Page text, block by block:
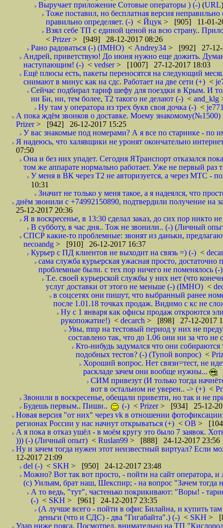
Выручает приложение Сотовые операторы ) (-) (URL
Тоже поставил, но бесплатная версия
правильно определяет. (-) < Йцук > [905] 11-01-
Взял себе ТП с единой ценой на всю страну..
< Prizer> [949] 28-12-2017 08:26
Рано радоваться (-) (IMHO) < Andrey34 > [992] 27-12-
Андрей, приветствую! До июня нужно еще дожить.
наступающим! (-) < vedser> [1007] 27-12-2017 18:03
Ещё плюсы есть, пакеты переносятся на следующий
снимают в минус как на сдс. Работает на две сети (+) <
Сейчас подбирал тариф шефу для поездки в Крым. И
ни Би, ни, тем более, Т2 такого не делают (-) < and_klg
Ну там у оператора из трех букв своя дочка (-) <
А пока ждём звонков о доставке. Моему знакомому(№1500)
Prizer> [942] 26-12-2017 15:25
У вас знакомые под номерами? А я все по старинке - по
Я надеюсь, что халявщики не уронят окончательно
07:50
Она и без них упадет. Сегодня ЯТранспорт отказался
том же аппарате нормально работает. Уже не первый раз
У меня в ВК через Т2 не авторизуется, а через МТС -
10:31
Значит не только у меня такое, а я надеялся, что
днём звонили с +74992150890, подтвердили получение на
25-12-2017 20:36
Я в воскресенье, в 13:30 сделал заказ, до сих пор никто
В субботу, в час дня.. Тож не звонили.. (-) (Личный
СПСР какие-то проблемные: звонят из даньки,
necoandg > [910] 26-12-2017 16:37
Курьер с ПД клиентов не выходит на связь =) (-) <
сама служба курьерская ужасная просто,
проблемные были. с тех пор ничего не поменялось (-)
Т.е. своей курьерской службы у них нет (что
услуг доставки от этого не меньше (-) (IMHO) <
в соцсетях они пишут, что выбранный ранее
после 1.01.18 точках продаж. Видимо с кс не
Ну с 1 января как офисы продаж откроются
рукопожатие!) < decarch > [898] 27-12-2017
Увы, mnp на тестовый период у них не
составлено так, что до 1.06 они ни за что не
Кто-нибудь задумался что они
подобных тестов? (-) (Тупой вопрос) <
Хороший вопрос. Нет связи=тест, не
раскладе зачем они вообще нужны...
СИМ привезут (И только тогда
вот в остальном не уверен.. -> (+) <
Звонили в воскресенье, обещали привезти, но так и не
Будешь первым.. Пиши..
(-) < Prizer> [934] 25-12-
Новая версия "от них" через vk в отношении
регионах России у нас начнут открываться (+) < ОВ >
А я пока в отказ ушёл - в моём кругу это было 7 заявок.
))) (-) (Личный опыт) < Ruslan99 > [888] 24-12-2017 23:56
Ну и зачем тогда нужен этот неизвестный виртуал? Если
12-2017 21:09
del (-) < SKH > [950] 24-12-2017 23:48
Можно? Вот так вот просто, - пойти на сайт оператора,
(с) Уильям, брат наш, Шекспир; - на вопрос "Зачем тогда
А то ведь, "тут", частенько покрикивают: "Воры! -
(-) < SKH > [961] 24-12-2017 23:35
(А лучше всего - пойти в офис Билайна, и купить
деньги (что и СДС) - два "Гигабайта".) (-) < SKH >
Удар ниже пояса. Посмотрел, внимательно на ТП